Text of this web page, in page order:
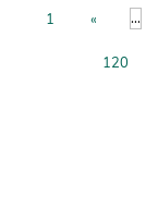
1 « ...
120